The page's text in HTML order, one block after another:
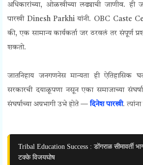
अधिकारांच्या, ओळखीच्या लढ्याची जाणीव. ही
पारखीDinesh Parkhiयांनी. OBC Caste
की, एक सामान्य कार्यकर्ता जर ठरवलं तर संपूर्ण
शकतो.
जातनिहाय जनगणनेस मान्यता ही
सरकारची दयाळूपणा नसून एका समाजाच्या
संघर्षाच्या अग्रभागी उभे होते — दिनेश पारखी.
Tribal Education Success : डोंगराळ सीमावर्ती
टक्के विजयघोष